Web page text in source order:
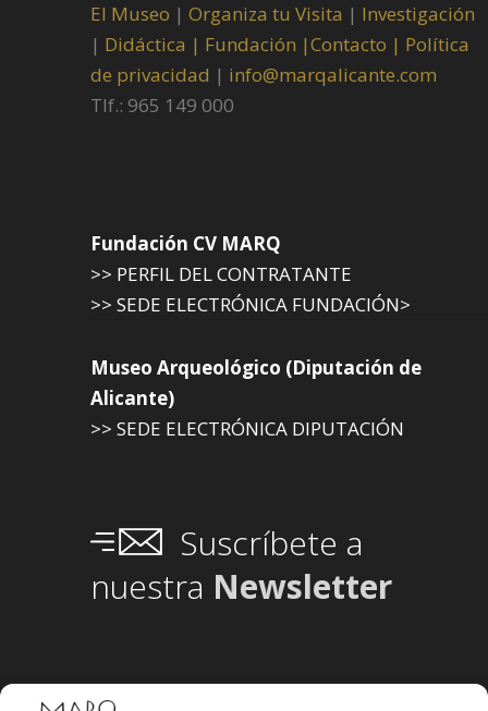
El Museo | Organiza tu Visita | Investigación
| Didáctica | Fundación |Contacto | Política
de privacidad | info@marqalicante.com
Tlf.: 965 149 000
Fundación CV MARQ
>> PERFIL DEL CONTRATANTE
>> SEDE ELECTRÓNICA FUNDACIÓN>
Museo Arqueológico (Diputación de
Alicante)
>> SEDE ELECTRÓNICA DIPUTACIÓN
Suscríbete a
nuestra Newsletter